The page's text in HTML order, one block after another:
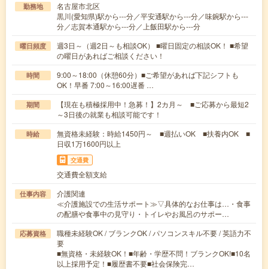
勤務地
名古屋市北区
黒川(愛知県)駅から---分／平安通駅から---分／味鋺駅から---
分／志賀本通駅から---分／上飯田駅から---分
曜日頻度
週3日～（週2日～も相談OK） ■曜日固定の相談OK！ ■希望
の曜日があればご相談ください！
時間
9:00～18:00（休憩60分）■ご希望があれば下記シフトも
OK！早番 7:00～16:00遅番 …
期間
【現在も積極採用中！急募！】2カ月～ ■ご応募から最短2
～3日後の就業も相談可能です！
時給
無資格未経験：時給1450円～ ■週払いOK ■扶養内OK ■
日収1万1600円以上
交通費
交通費全額支給
仕事内容
介護関連
≪介護施設での生活サポート≫▽具体的なお仕事は…・食事
の配膳や食事中の見守り・トイレやお風呂のサポー…
応募資格
職種未経験OK / ブランクOK / パソコンスキル不要 / 英語力不
要
■無資格・未経験OK！■年齢・学歴不問！ブランクOK!■10名
以上採用予定！■履歴書不要■社会保険完…